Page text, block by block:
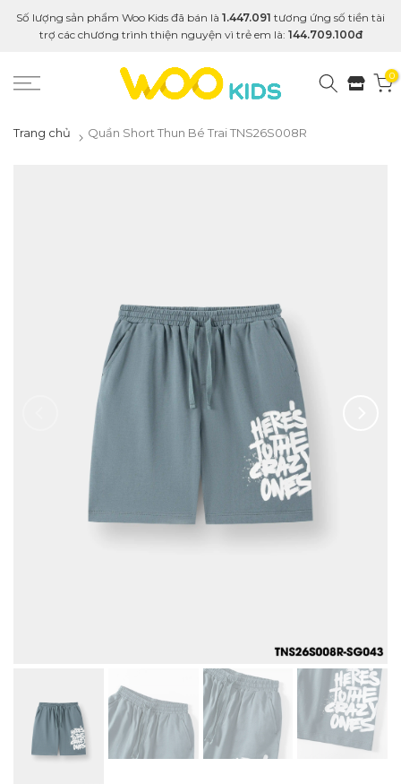
Số lượng sản phẩm Woo Kids đã bán là 1.447.091 tương ứng số tiền tài
trợ các chương trình thiện nguyện vì trẻ em là: 144.709.100đ
0
Trang chủ Quần Short Thun Bé Trai TNS26S008R